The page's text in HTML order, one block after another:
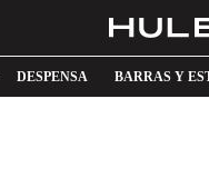
DESPENSA BARRAS Y